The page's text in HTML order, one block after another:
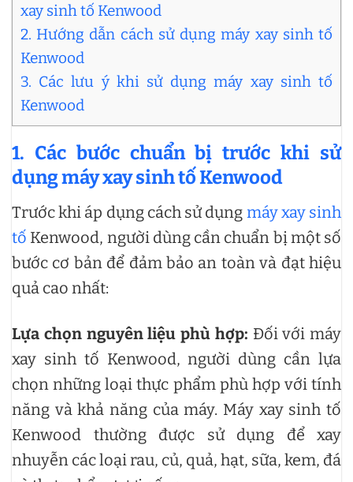
xay sinh tố Kenwood
2. Hướng dẫn cách sử dụng máy xay sinh tố
Kenwood
3. Các lưu ý khi sử dụng máy xay sinh tố
Kenwood
1. Các bước chuẩn bị trước khi sử
dụng máy xay sinh tố Kenwood
Trước khi áp dụng cách sử dụng máy xay sinh
tố Kenwood, người dùng cần chuẩn bị một số
bước cơ bản để đảm bảo an toàn và đạt hiệu
quả cao nhất:
Lựa chọn nguyên liệu phù hợp: Đối với máy
xay sinh tố Kenwood, người dùng cần lựa
chọn những loại thực phẩm phù hợp với tính
năng và khả năng của máy. Máy xay sinh tố
Kenwood thường được sử dụng để xay
nhuyễn các loại rau, củ, quả, hạt, sữa, kem, đá